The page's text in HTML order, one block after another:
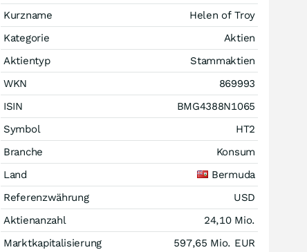
Kurzname
Helen of Troy
Kategorie
Aktien
Aktientyp
Stammaktien
WKN
869993
ISIN
BMG4388N1065
Symbol
HT2
Branche
Konsum
Land
Bermuda
Referenzwährung
USD
Aktienanzahl
24,10 Mio.
Marktkapitalisierung
597,65 Mio. EUR